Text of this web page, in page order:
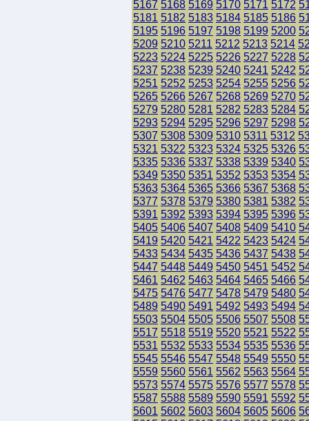
5167 5168 5169 5170 5171 5172
5181 5182 5183 5184 5185 5186
5195 5196 5197 5198 5199 5200
5209 5210 5211 5212 5213 5214
5223 5224 5225 5226 5227 5228
5237 5238 5239 5240 5241 5242
5251 5252 5253 5254 5255 5256
5265 5266 5267 5268 5269 5270
5279 5280 5281 5282 5283 5284
5293 5294 5295 5296 5297 5298
5307 5308 5309 5310 5311 5312
5321 5322 5323 5324 5325 5326
5335 5336 5337 5338 5339 5340
5349 5350 5351 5352 5353 5354
5363 5364 5365 5366 5367 5368
5377 5378 5379 5380 5381 5382
5391 5392 5393 5394 5395 5396
5405 5406 5407 5408 5409 5410
5419 5420 5421 5422 5423 5424
5433 5434 5435 5436 5437 5438
5447 5448 5449 5450 5451 5452
5461 5462 5463 5464 5465 5466
5475 5476 5477 5478 5479 5480
5489 5490 5491 5492 5493 5494
5503 5504 5505 5506 5507 5508
5517 5518 5519 5520 5521 5522
5531 5532 5533 5534 5535 5536
5545 5546 5547 5548 5549 5550
5559 5560 5561 5562 5563 5564
5573 5574 5575 5576 5577 5578
5587 5588 5589 5590 5591 5592
5601 5602 5603 5604 5605 5606